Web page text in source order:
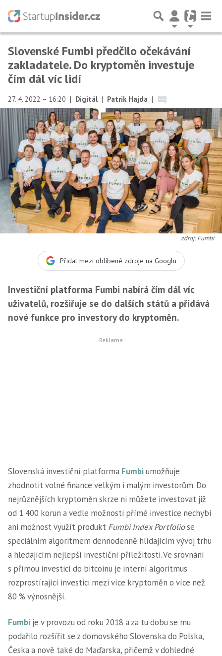
Slovenské Fumbi předčilo očekávání
zakladatele. Do kryptoměn investuje
čím dál víc lidí
27. 4. 2022 – 16:20 | Digitál | Patrik Hajda |
zdroj: Fumbi
Přidat mezi oblíbené zdroje na Googlu
Investiční platforma Fumbi nabírá čím dál víc
uživatelů, rozšiřuje se do dalších států a přidává
nové funkce pro investory do kryptoměn.
Slovenská investiční platforma Fumbiumožňuje
zhodnotit volné finance velkým i malým investorům. Do
nejrůznějších kryptoměn skrze ni můžete investovat již
od 1 400 korun a vedle možnosti přímé investice nechybí
ani možnost využít produkt Fumbi Index Portfoliose
speciálním algoritmem dennodenně hlídajícím vývoj trhu
a hledajícím nejlepší investiční příležitosti. Ve srovnání
s přímou investicí do bitcoinu je interní algoritmus
rozprostírající investici mezi více kryptoměn o více než
80 % výnosnější.
Fumbi je v provozu od roku 2018 a za tu dobu se mu
podařilo rozšířit se z domovského Slovenska do Polska,
Česka a nově také do Maďarska, přičemž v dohledné